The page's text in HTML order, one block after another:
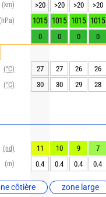
(km)
(°C)
(°C)
(nd)
(m)
côtière zone large
>20 >20 >20 >20
1015 1015 1015 1015
0 0 0 0
27 27 26 26
30
30 29 28
11 10 9 7
0.4
0.4 0.4 0.4